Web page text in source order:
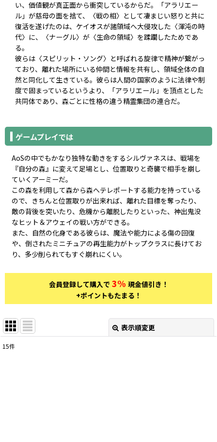
い、価値観が真正面から衝突しているからだ。「アラリエー
ル」が慈母の面を捨て、〈戦の相〉として凄まじい怒りと共に
復活を遂げたのは、ケイオスが諸領域へ大侵攻した〈渾沌の時
代〉に、〈ナーグル〉が〈生命の領域〉を蹂躙したためであ
る。
彼らは〈スピリット・ソング〉と呼ばれる旋律で精神が繋がっ
ており、離れた場所にいる仲間と情報を共有し、領域全体の自
然と同化して生きている。彼らは人間の国家のように法律や制
度で固まっているというより、「アラリエール」を頂点とした
共同体であり、森ごとに性格の違う精霊集団の連合だ。
ゲームプレイでは
AoSの中でもかなり独特な動きをするシルヴァネスは、戦場を
『自分の森』に変えて足場とし、位置取りと奇襲で相手を崩し
ていくアーミーだ。
この森を利用して森から森へテレポートする能力を持っている
ので、きちんと位置取りが出来れば、離れた目標を奪ったり、
敵の背後を突いたり、危機から離脱したりといった、神出鬼没
なヒット＆アウェイの戦い方ができる。
また、自然の化身である彼らは、魔法や能力による傷の回復
や、倒されたミニチュアの再生能力がトップクラスに長けてお
り、多少削られてもすぐ崩れにくい。
会員登録して購入で 3% 現金値引き！
+ポイントもたまる！
表示順変更
15件